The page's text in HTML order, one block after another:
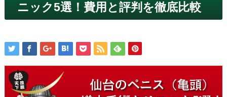
ニック5選！費用と評判を徹底比較